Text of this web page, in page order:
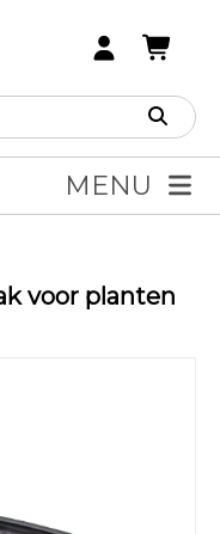
MENU
voor planten